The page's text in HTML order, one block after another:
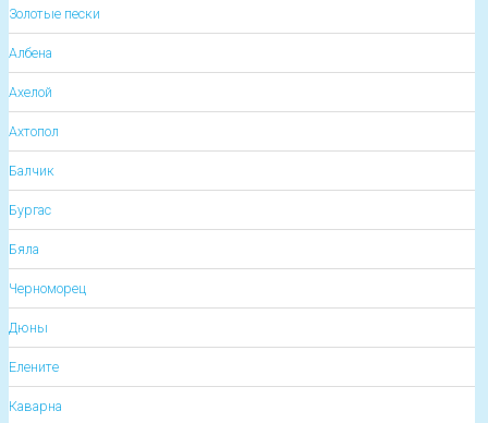
Золотые пески
Албена
Ахелой
Ахтопол
Балчик
Бургас
Бяла
Черноморец
Дюны
Елените
Каварна